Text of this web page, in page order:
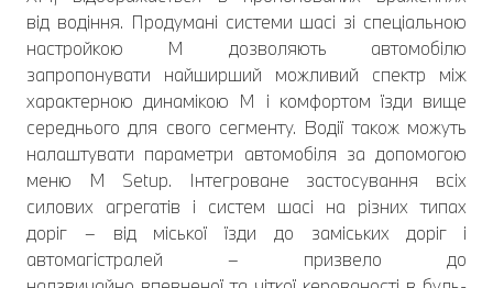
від водіння. Продумані системи шасі зі спеціальною
настройкою M дозволяють автомобілю
запропонувати найширший можливий спектр між
характерною динамікою M і комфортом їзди вище
середнього для свого сегменту. Водії також можуть
налаштувати параметри автомобіля за допомогою
меню M Setup. Інтегроване застосування всіх
силових агрегатів і систем шасі на різних типах
доріг – від міської їзди до заміських доріг і
автомагістралей – призвело до